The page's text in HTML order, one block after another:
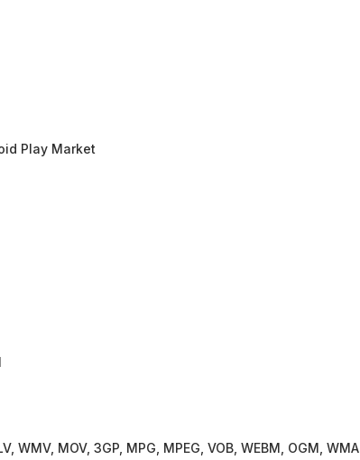
Play Market
MOV, 3GP, MPG, MPEG, VOB, WEBM, OGM, WMA